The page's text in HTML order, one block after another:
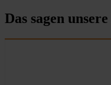
Das sagen